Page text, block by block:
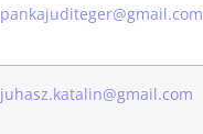
pankajuditeger@gmail.com
juhasz.katalin@gmail.com